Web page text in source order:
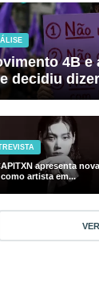
4B e
decidiu
apresenta nova
artista em...